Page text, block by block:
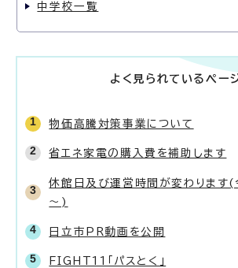
中学校一覧
よく見られているペー
物価高騰対策事業について
省エネ家電の購入費を補助します
休館日及び運営時間が変わります
～)
日立市PR動画を公開
FIGHT11「パスとく」